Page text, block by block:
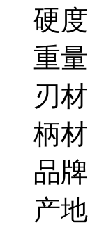
硬
重
刃
柄
品
产